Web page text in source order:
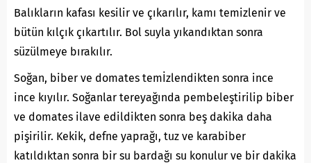
Balıkların kafası kesilir ve çıkarılır, kamı temizlenir ve
bütün kılçık çıkartılır. Bol suyla yıkandıktan sonra
süzülmeye bırakılır.
Soğan, biber ve domates temİzlendikten sonra ince
ince kıyılır. Soğanlar tereyağında pembeleştirilip biber
ve domates ilave edildikten sonra beş dakika daha
pişirilir. Kekik, defne yaprağı, tuz ve karabiber
katıldıktan sonra bir su bardağı su konulur ve bir dakika